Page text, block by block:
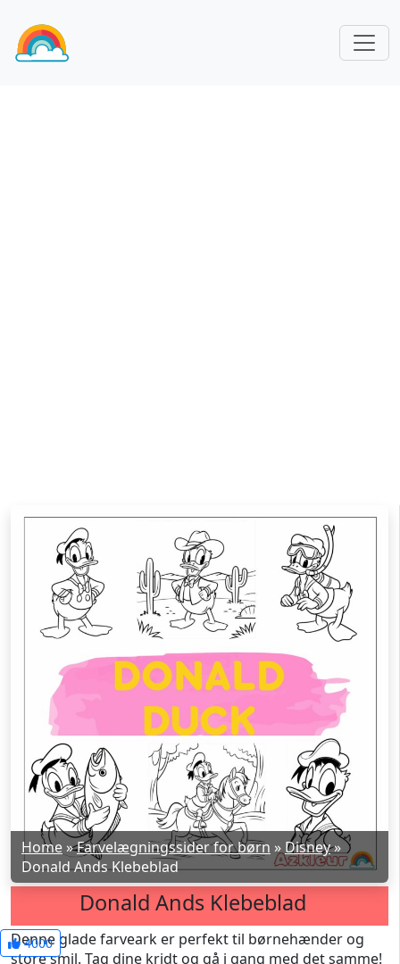
Home »Farvelægningssider for børn » Disney»
Donald Ands Klebeblad
Donald Ands Klebeblad
4000
Denne glade farveark er perfekt til børnehænder og
store smil. Tag dine kridt og gå i gang med det samme!